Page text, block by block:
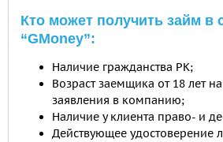
Кто может получить займ в
“GMoney”:
Наличие гражданства РК;
Возраст заемщика от 18 лет
заявления в компанию;
Наличие у клиента право- и
Действующее удостоверение